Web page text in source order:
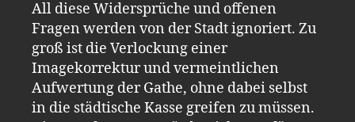
All diese Widersprüche und offenen
Fragen werden von der Stadt ignoriert. Zu
groß ist die Verlockung einer
Imagekorrektur und vermeintlichen
Aufwertung der Gathe, ohne dabei selbst
in die städtische Kasse greifen zu müssen.